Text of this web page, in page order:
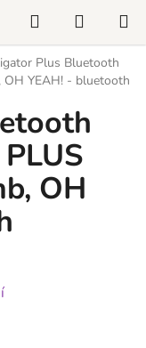
Hledat
KOŠÍK
Plus Bluetooth
OH YEAH! - bluetooth
OH